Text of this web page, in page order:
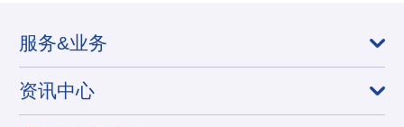
服务&业务
资讯中心